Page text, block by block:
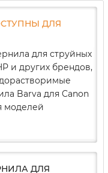
ДЛЯ
для струйных
и других брендов,
Barva для Canon
моделей
ДЛЯ